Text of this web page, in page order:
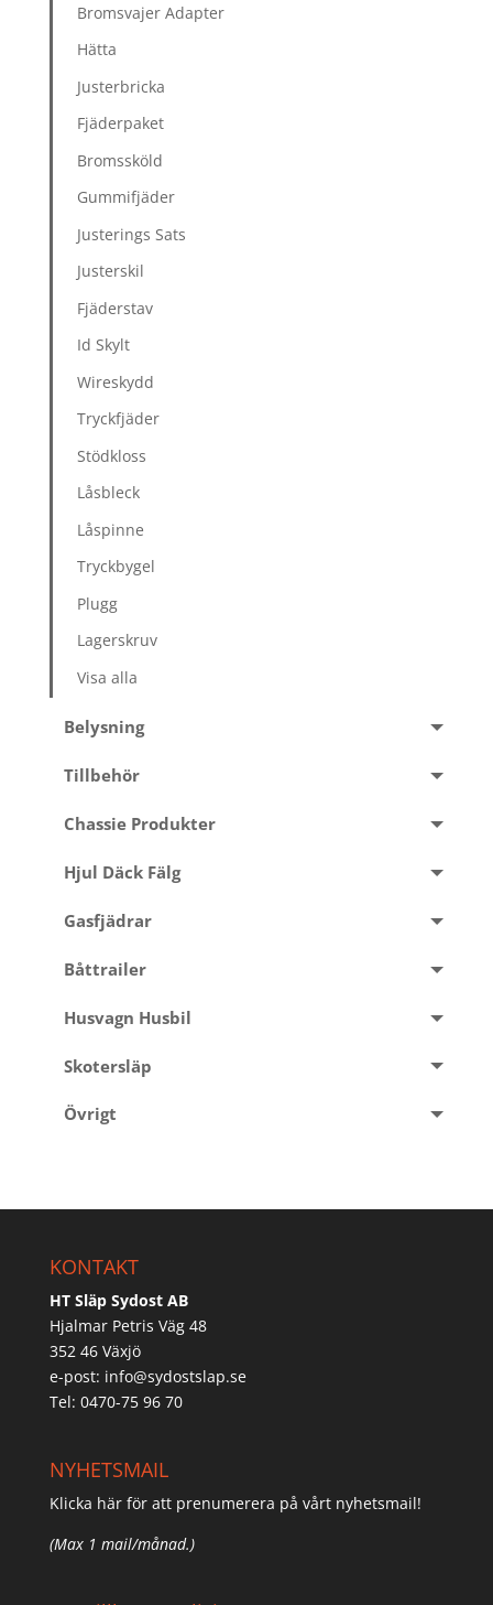
Bromsvajer Adapter
Hätta
Justerbricka
Fjäderpaket
Bromssköld
Gummifjäder
Justerings Sats
Justerskil
Fjäderstav
Id Skylt
Wireskydd
Tryckfjäder
Stödkloss
Låsbleck
Låspinne
Tryckbygel
Plugg
Lagerskruv
Visa alla
Belysning
Tillbehör
Chassie Produkter
Hjul Däck Fälg
Gasfjädrar
Båttrailer
Husvagn Husbil
Skotersläp
Övrigt
KONTAKT
HT Släp Sydost AB
Hjalmar Petris Väg 48
352 46 Växjö
e-post: info@sydostslap.se
Tel: 0470-75 96 70
NYHETSMAIL
Klicka här för att prenumerera på vårt nyhetsmail!
(Max 1 mail/månad.)